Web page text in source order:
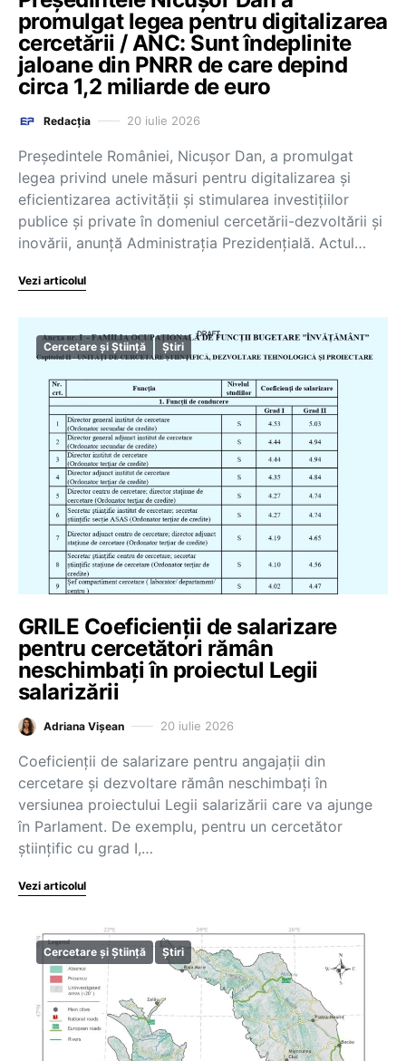
promulgat legea pentru digitalizarea
cercetării / ANC: Sunt îndeplinite
jaloane din PNRR de care depind
circa 1,2 miliarde de euro
Redacția 20 iulie 2026
Președintele României, Nicușor Dan, a promulgat
legea privind unele măsuri pentru digitalizarea și
eficientizarea activității și stimularea investițiilor
publice și private în domeniul cercetării-dezvoltării și
inovării, anunță Administrația Prezidențială. Actul…
Vezi articolul
Cercetare și Știință Știri
GRILE Coeficienții de salarizare
pentru cercetători rămân
neschimbați în proiectul Legii
salarizării
Adriana Vișean 20 iulie 2026
Coeficienții de salarizare pentru angajații din
cercetare și dezvoltare rămân neschimbați în
versiunea proiectului Legii salarizării care va ajunge
în Parlament. De exemplu, pentru un cercetător
științific cu grad I,…
Vezi articolul
Cercetare și Știință Știri